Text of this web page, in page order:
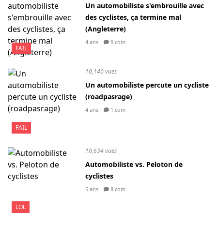
FAIL
Un automobiliste s'embrouille avec
des cyclistes, ça termine mal
(Angleterre)
4 ans 9 com
FAIL
10,140 vues
Un automobiliste percute un cycliste
(roadpasrage)
4 ans 1 com
LOL
10,634 vues
Automobiliste vs. Peloton de
cyclistes
5 ans 8 com